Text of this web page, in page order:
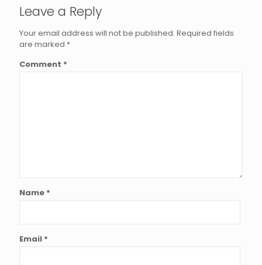
Leave a Reply
Your email address will not be published. Required fields
are marked *
Comment *
Name *
Email *